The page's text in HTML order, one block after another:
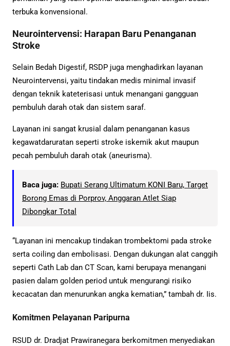
terbuka konvensional.
Neurointervensi: Harapan Baru Penanganan
Stroke
Selain Bedah Digestif, RSDP juga menghadirkan layanan
Neurointervensi, yaitu tindakan medis minimal invasif
dengan teknik kateterisasi untuk menangani gangguan
pembuluh darah otak dan sistem saraf.
Layanan ini sangat krusial dalam penanganan kasus
kegawatdaruratan seperti stroke iskemik akut maupun
pecah pembuluh darah otak (aneurisma).
Baca juga: Bupati Serang Ultimatum KONI Baru, Target
Borong Emas di Porprov, Anggaran Atlet Siap
Dibongkar Total
“Layanan ini mencakup tindakan trombektomi pada stroke
serta coiling dan embolisasi. Dengan dukungan alat canggih
seperti Cath Lab dan CT Scan, kami berupaya menangani
pasien dalam golden period untuk mengurangi risiko
kecacatan dan menurunkan angka kematian,” tambah dr. Iis.
Komitmen Pelayanan Paripurna
RSUD dr. Dradjat Prawiranegara berkomitmen menyediakan